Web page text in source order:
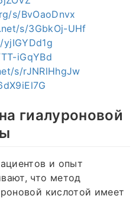
s/BvOaoDnvx
s/3GbkOj-UHf
iGqYBd
s/rJNRlHhgJw
гиалуроновой
и опыт
что метод
кислотой имеет